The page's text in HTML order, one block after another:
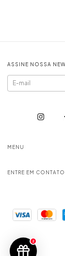
2
ASSINE NOSSA
MENU
ENTRE EM CONTATO